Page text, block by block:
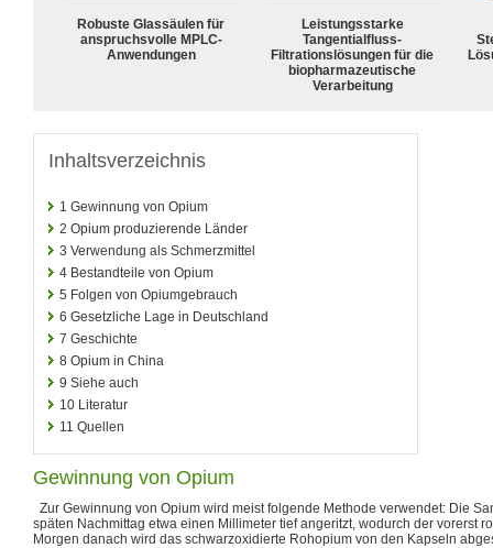
Robuste Glassäulen für
anspruchsvolle MPLC-
Anwendungen
Leistungsstarke
Tangentialfluss-
Filtrationslösungen für die
biopharmazeutische
Verarbeitung
Inhaltsverzeichnis
1 Gewinnung von Opium
2 Opium produzierende Länder
3 Verwendung als Schmerzmittel
4 Bestandteile von Opium
5 Folgen von Opiumgebrauch
6 Gesetzliche Lage in Deutschland
7 Geschichte
8 Opium in China
9 Siehe auch
10 Literatur
11 Quellen
Gewinnung von Opium
Zur Gewinnung von Opium wird meist folgende Methode verwendet: Die
späten Nachmittag etwa einen Millimeter tief angeritzt, wodurch der vorerst
Morgen danach wird das schwarzoxidierte Rohopium von den Kapseln